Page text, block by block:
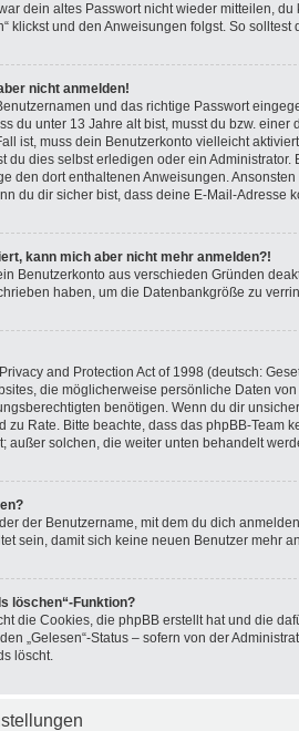
dein altes Passwort nicht wieder mitteilen,
klickst und den Anweisungen folgst. So
nicht anmelden!
und das richtige Passwort
du unter 13 Jahre alt bist, musst du bzw.
ist, muss dein Benutzerkonto vielleicht
du dies selbst erledigen oder ein
den dort enthaltenen Anweisungen.
du dir sicher bist, dass deine E-Mail-Adresse
kann mich aber nicht mehr anmelden?!
Benutzerkonto aus verschieden Gründen
haben, um die Datenbankgröße zu
and Protection Act of 1998 (deutsch:
die möglicherweise persönliche Daten
benötigen. Wenn du dir
zu Rate. Bitte beachte, dass das phpBB-Team
außer solchen, die weiter unten behandelt
der Benutzername, mit dem du dich
sein, damit sich keine neuen Benutzer mehr
löschen“-Funktion?
die Cookies, die phpBB erstellt hat und die
„Gelesen“-Status – sofern von der
löscht.